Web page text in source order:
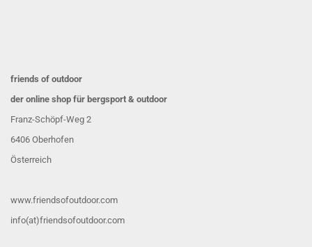
friends of outdoor
der online shop für bergsport & outdoor
Franz-Schöpf-Weg 2
6406 Oberhofen
Österreich
www.friendsofoutdoor.com
info(at)friendsofoutdoor.com